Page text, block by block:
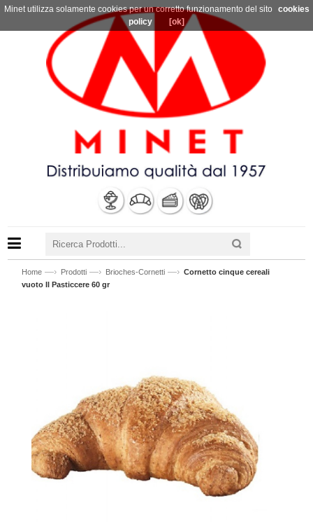
Home —› Prodotti —› Brioches-Cornetti —› Cornetto cinque cereali
vuoto Il Pasticcere 60 gr
Minet utilizza solamente cookies per un corretto funzionamento del sito
cookies
policy
[ok]